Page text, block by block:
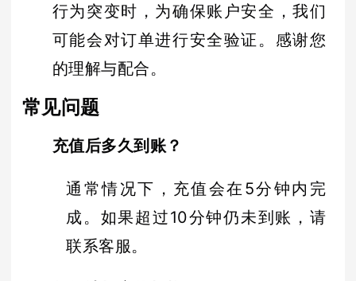
行为突变时，为确保账户安全，我们
可能会对订单进行安全验证。感谢您
的理解与配合。
常见问题
充值后多久到账？
通常情况下，充值会在5分钟内完
成。如果超过10分钟仍未到账，请
联系客服。